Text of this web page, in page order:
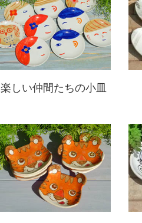
楽しい仲間たちの小皿